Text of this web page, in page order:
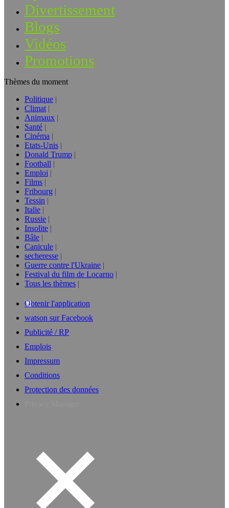
Divertissement
Blogs
Vidéos
Promotions
Thèmes du moment
Politique
Climat
Animaux
Santé
Cinéma
Etats-Unis
Donald Trump
Football
Emploi
Films
Fribourg
Tessin
Italie
Russie
Insolite
Bâle
Canicule
secheresse
Guerre contre l'Ukraine
Festival du film de Locarno
Tous les thèmes
Obtenir l'application
watson sur Facebook
Publicité / RP
Emplois
Impressum
Conditions
Protection des données